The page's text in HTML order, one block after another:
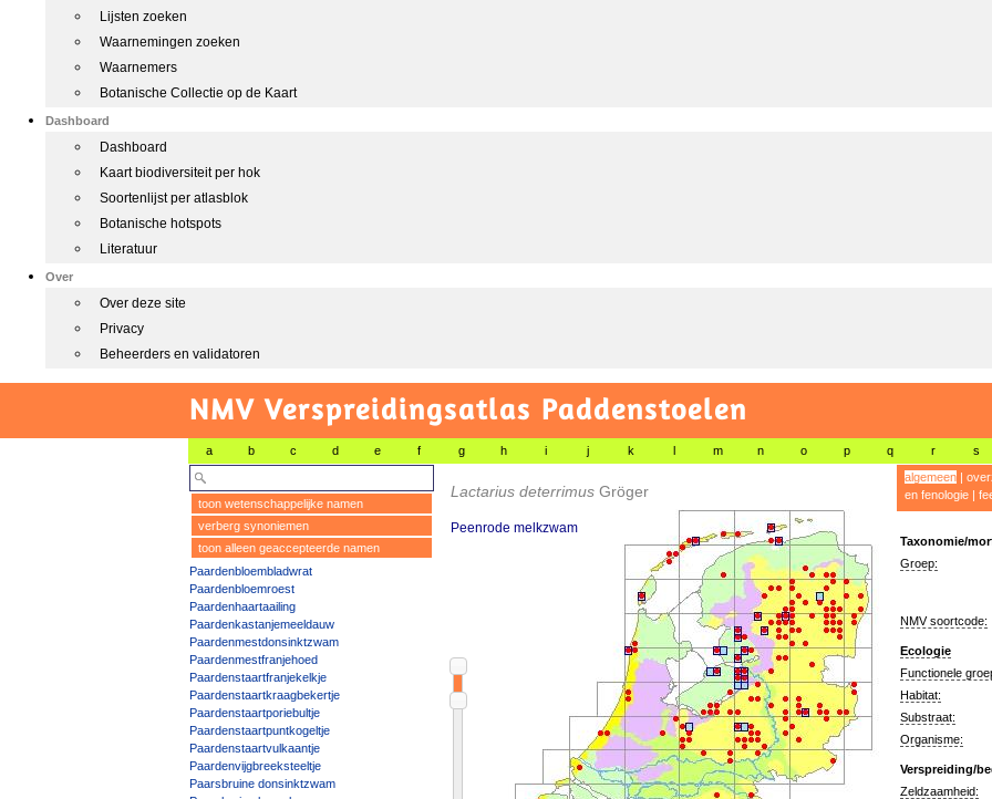
Lijsten zoeken
Waarnemingen zoeken
Waarnemers
Botanische Collectie op de Kaart
Dashboard
Dashboard
Kaart biodiversiteit per hok
Soortenlijst per atlasblok
Botanische hotspots
Literatuur
Over
Over deze site
Privacy
Beheerders en validatoren
NMV Verspreidingsatlas Paddenstoelen
a b c d e f g h i j k l m n o p q r s
toon wetenschappelijke namen
verberg synoniemen
toon alleen geaccepteerde namen
Paardenbloembladwrat
Paardenbloemroest
Paardenhaartaailing
Paardenkastanjemeeldauw
Paardenmestdonsinktzwam
Paardenmestfranjehoed
Paardenstaartfranjekelkje
Paardenstaartkraagbekertje
Paardenstaartporiebultje
Paardenstaartpuntkogeltje
Paardenstaartvulkaantje
Paardenvijgbreeksteeltje
Paarsbruine donsinktzwam
Lactarius deterrimus Gröger
Peenrode melkzwam
algemeen|
en fenologie|
Taxonomie/
Groep:
NMV soortcode:
Ecologie
Functionele
Habitat:
Substraat:
Organisme:
Verspreiding/
Zeldzaamheid: